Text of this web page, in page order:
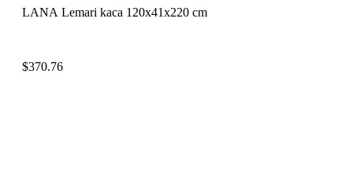
LANA Lemari kaca 120x41x220 cm
$370.76